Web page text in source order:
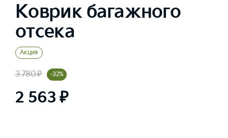
Коврик багажного
отсека
Акция
3 780 ₽ -32%
2 563 ₽